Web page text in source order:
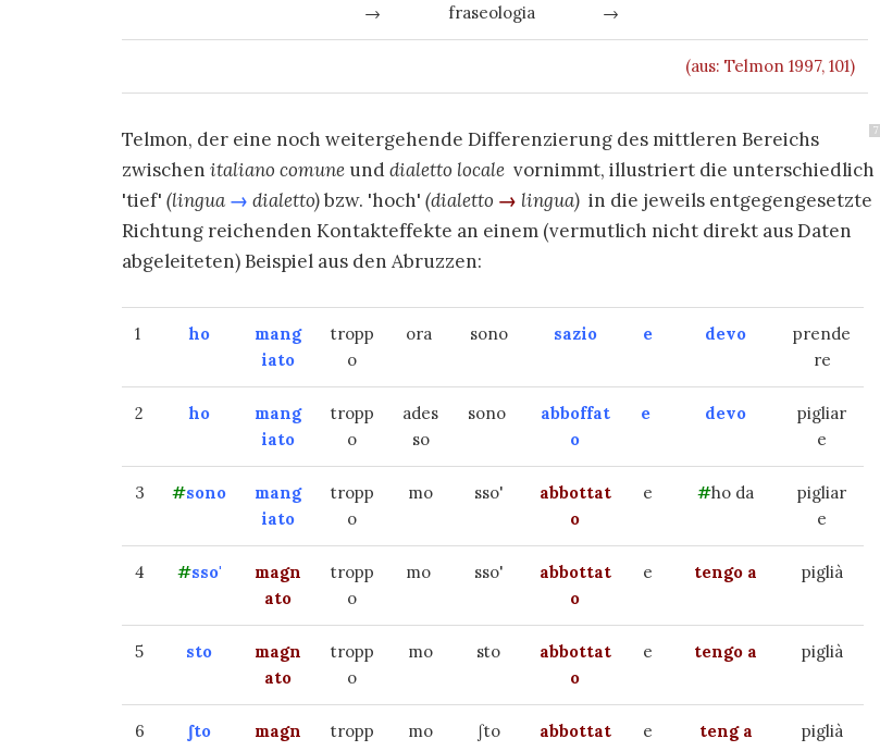
→ fraseologia →
(aus: Telmon 1997, 101)
7
Telmon, der eine noch weitergehende Differenzierung des mittleren Bereichs
zwischen italiano comune unddialetto locale vornimmt, illustriert die unterschiedlich
'tief' (lingua → dialetto)bzw. 'hoch' (dialetto → lingua) in die jeweils entgegengesetzte
Richtung reichenden Kontakteffekte an einem (vermutlich nicht direkt aus Daten
abgeleiteten) Beispiel aus den Abruzzen:
1 ho
mang
iato
tropp
o
ora sono sazio e devo
prende
re
2 ho
mang
iato
tropp
o
ades
so
sono
abboffat
o
e devo
pigliar
e
3 #sono
mang
iato
tropp
o
mo sso'
abbottat
o
e #ho da
pigliar
e
4 #sso'
magn
ato
tropp
o
mo sso'
abbottat
o
e tengo a piglià
5 sto
magn
ato
tropp
o
mo sto
abbottat
o
e tengo a piglià
6 ∫to
magn
tropp
mo ∫to
abbottat
e teng a piglià